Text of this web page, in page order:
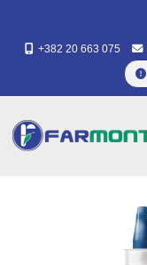
+382 20 663 075